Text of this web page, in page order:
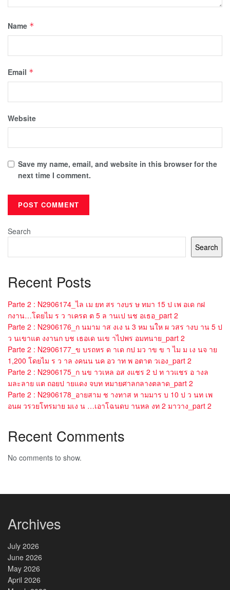
Name *
Email *
Website
Save my name, email, and website in this browser for the
next time I comment.
Search
Search
Recent Posts
Parte 2 : N2906174_ไล เม ยท สร างบร ษ ทมา 15 ป เพ อเด กฝ
กงาน…โดยไม ร ว าเครด ต 5 ล านเป นช อเธอ_part 2
Parte 2 : N2906176_ก นมาม าส งเง น 3 หม นให ผ วสร างบ าน 5 ป
ว นเขาแต งงานก บช เธอเด นเข าไปพร อมทนาย_part 2
Parte 2 : N2906177_ข บรถหร ด าเด กป มว าข ข า ไม ม เง นจ าย
1,200 โดยไม ร ว าล งคนน นค อว าท พ อตาต วเอง_part 2
Parte 2 : N2906175_ก นข าวเหล อส งแชร 2 ป ท าวแชร อ างล
มละลาย แต ถอยป ายแดง จบท หมายศาลกลางตลาด_part 2
Parte 2 : N2906178_อายสาม ช างทาส ห ามมาร บ 10 ป ว นท เพ
อนผ วรวยโทรมาย มเง น …เอาโฉนดบ านหล งท 2 มาวาง_part 2
Recent Comments
No comments to show.
Archives
July 2026
June 2026
May 2026
April 2026